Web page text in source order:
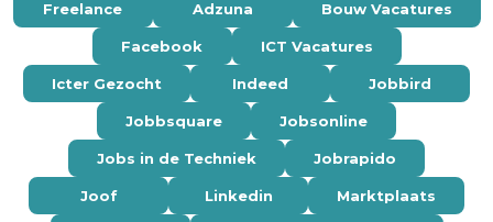
Freelance Adzuna Bouw Vacatures
Facebook ICT Vacatures
Icter Gezocht Indeed Jobbird
Jobbsquare Jobsonline
Jobs in de Techniek Jobrapido
Joof Linkedin Marktplaats